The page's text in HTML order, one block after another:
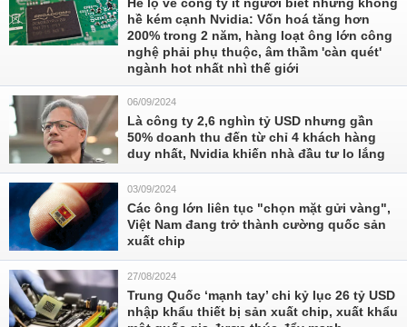
hề kém cạnh Nvidia: Vốn hoá tăng hơn
200% trong 2 năm, hàng loạt ông lớn công
nghệ phải phụ thuộc, âm thầm 'càn quét'
ngành hot nhất nhì thế giới
06/09/2024
Là công ty 2,6 nghìn tỷ USD nhưng gần
50% doanh thu đến từ chỉ 4 khách hàng
duy nhất, Nvidia khiến nhà đầu tư lo lắng
03/09/2024
Các ông lớn liên tục "chọn mặt gửi vàng",
Việt Nam đang trở thành cường quốc sản
xuất chip
27/08/2024
Trung Quốc ‘mạnh tay’ chi kỷ lục 26 tỷ USD
nhập khẩu thiết bị sản xuất chip, xuất khẩu